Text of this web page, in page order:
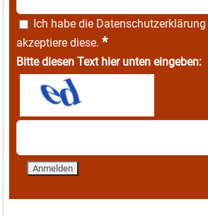
Ich habe die Datenschutzerklärung
akzeptiere diese. *
Bitte diesen Text hier unten eingeben: